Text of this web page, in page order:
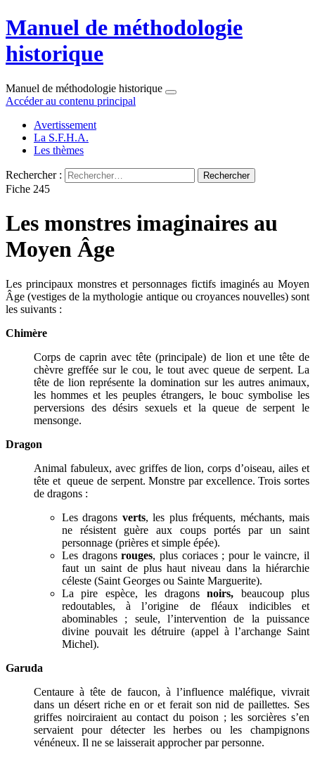
Manuel de méthodologie
historique
Manuel de méthodologie historique
Accéder au contenu principal
Avertissement
La S.F.H.A.
Les thèmes
Rechercher :
Fiche 245
Les monstres imaginaires au
Moyen Âge
Les principaux monstres et personnages fictifs imaginés au Moyen
Âge (vestiges de la mythologie antique ou croyances nouvelles) sont
les suivants :
Chimère
Corps de caprin avec tête (principale) de lion et une tête de
chèvre greffée sur le cou, le tout avec queue de serpent. La
tête de lion représente la domination sur les autres animaux,
les hommes et les peuples étrangers, le bouc symbolise les
perversions des désirs sexuels et la queue de serpent le
mensonge.
Dragon
Animal fabuleux, avec griffes de lion, corps d’oiseau, ailes et
tête et queue de serpent. Monstre par excellence. Trois sortes
de dragons :
Les dragons verts, les plus fréquents, méchants, mais
ne résistent guère aux coups portés par un saint
personnage (prières et simple épée).
Les dragonsrouges, plus coriaces ; pour le vaincre, il
faut un saint de plus haut niveau dans la hiérarchie
céleste (Saint Georges ou Sainte Marguerite).
La pire espèce, les dragonsnoirs, beaucoup plus
redoutables, à l’origine de fléaux indicibles et
abominables ; seule, l’intervention de la puissance
divine pouvait les détruire (appel à l’archange Saint
Michel).
Garuda
Centaure à tête de faucon, à l’influence maléfique, vivrait
dans un désert riche en or et ferait son nid de paillettes. Ses
griffes noirciraient au contact du poison ; les sorcières s’en
servaient pour détecter les herbes ou les champignons
vénéneux. Il ne se laisserait approcher par personne.